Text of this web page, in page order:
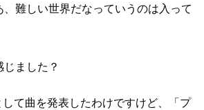
、難しい世界だなっていうのは入って
ました？
して曲を発表したわけですけど、「プ